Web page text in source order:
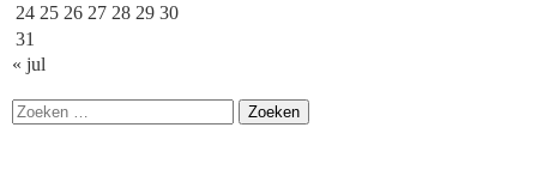
24 25 26 27 28 29 30
31
« jul